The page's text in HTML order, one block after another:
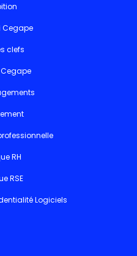
Cegape
clefs
RH
RSE
Logiciels